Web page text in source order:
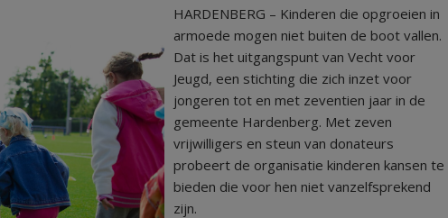
HARDENBERG – Kinderen die opgroeien in
armoede mogen niet buiten de boot vallen.
Dat is het uitgangspunt van Vecht voor
Jeugd, een stichting die zich inzet voor
jongeren tot en met zeventien jaar in de
gemeente Hardenberg. Met zeven
vrijwilligers en steun van donateurs
probeert de organisatie kinderen kansen te
bieden die voor hen niet vanzelfsprekend
zijn.